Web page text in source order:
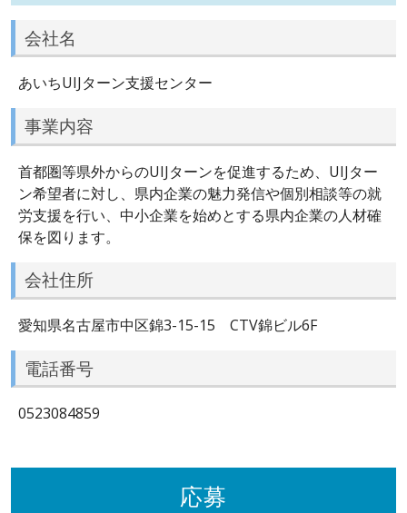
会社名
あいちUIJターン支援センター
事業内容
首都圏等県外からのUIJターンを促進するため、UIJター
ン希望者に対し、県内企業の魅力発信や個別相談等の就
労支援を行い、中小企業を始めとする県内企業の人材確
保を図ります。
会社住所
愛知県名古屋市中区錦3-15-15 CTV錦ビル6F
電話番号
0523084859
応募